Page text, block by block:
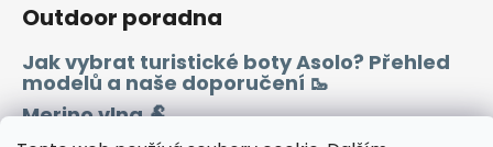
Outdoor poradna
Jak vybrat turistické boty Asolo? Přehled
modelů a naše doporučení 🥾
Merino vlna 🐏